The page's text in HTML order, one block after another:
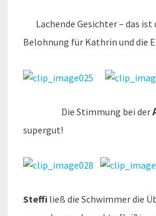
Lachende Gesichter – das ist
Belohnung für Kathrin und die
Die Stimmung bei der
supergut!
Steffiließ die Schwimmer die